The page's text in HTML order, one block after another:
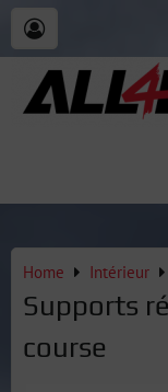
Home Intérieur
Supports
course